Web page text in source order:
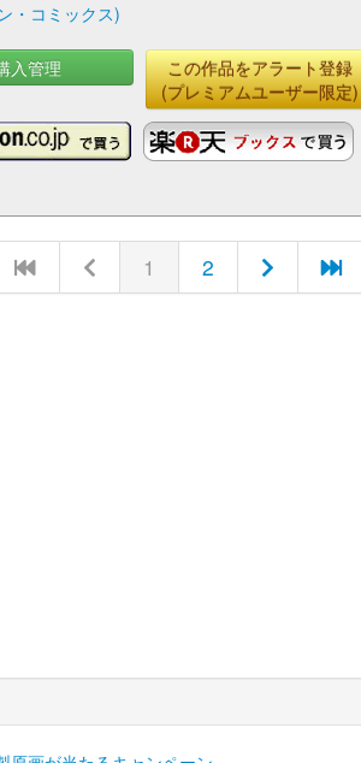
・コミックス)
入管理
この作品をアラート登録
(プレミアムユーザー限定)
1 2